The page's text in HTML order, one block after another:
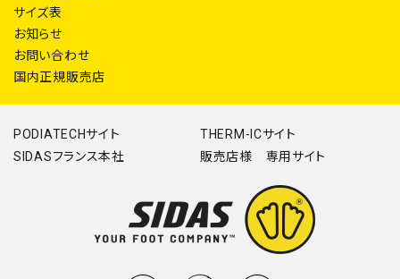
サイズ表
お知らせ
お問い合わせ
国内正規販売店
PODIATECHサイト
THERM-ICサイト
SIDASフランス本社
販売店様 専用サイト